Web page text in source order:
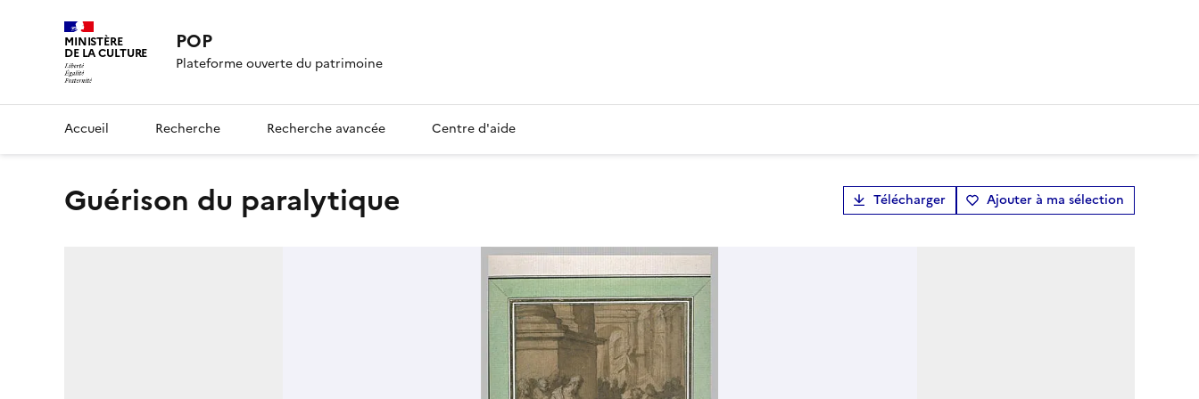
MINISTÈRE
DE LA CULTURE POP
Plateforme ouverte du patrimoine
Accueil Recherche Recherche avancée Centre d'aide
Guérison du paralytique Télécharger Ajouter à ma sélection